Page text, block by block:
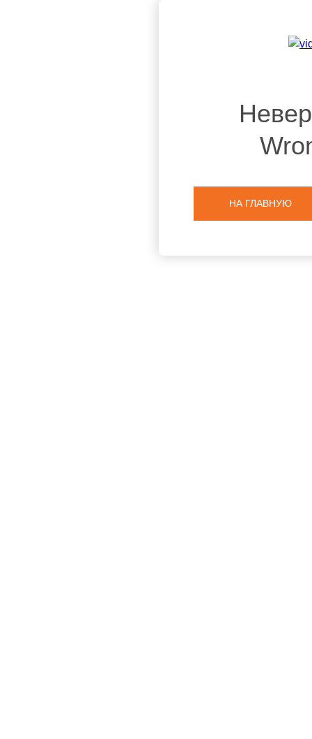
НА ГЛАВНУЮ